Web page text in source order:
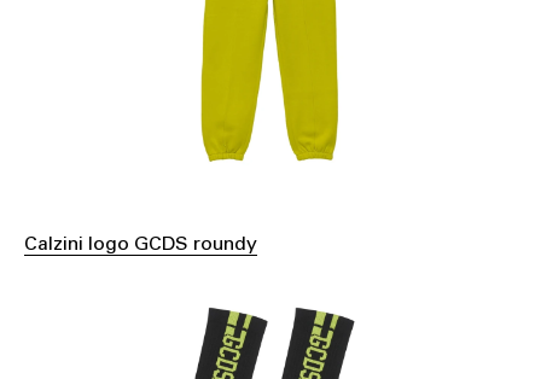
Calzini logo GCDS roundy